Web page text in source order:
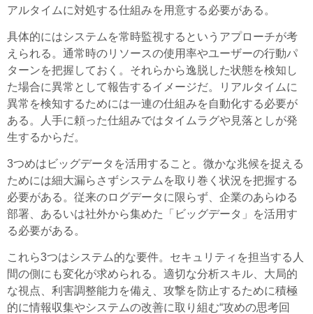
アルタイムに対処する仕組みを用意する必要がある。
具体的にはシステムを常時監視するというアプローチが考
えられる。通常時のリソースの使用率やユーザーの行動パ
ターンを把握しておく。それらから逸脱した状態を検知し
た場合に異常として報告するイメージだ。リアルタイムに
異常を検知するためには一連の仕組みを自動化する必要が
ある。人手に頼った仕組みではタイムラグや見落としが発
生するからだ。
3つめはビッグデータを活用すること。微かな兆候を捉える
ためには細大漏らさずシステムを取り巻く状況を把握する
必要がある。従来のログデータに限らず、企業のあらゆる
部署、あるいは社外から集めた「ビッグデータ」を活用す
る必要がある。
これら3つはシステム的な要件。セキュリティを担当する人
間の側にも変化が求められる。適切な分析スキル、大局的
な視点、利害調整能力を備え、攻撃を防止するために積極
的に情報収集やシステムの改善に取り組む“攻めの思考回